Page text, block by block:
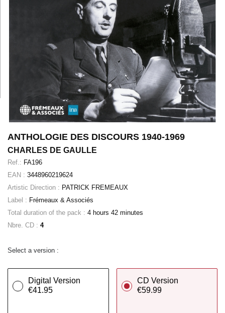
ANTHOLOGIE DES DISCOURS 1940-1969
CHARLES DE GAULLE
Ref.: FA196
EAN : 3448960219624
Artistic Direction : PATRICK FREMEAUX
Label : Frémeaux & Associés
Total duration of the pack : 4 hours 42 minutes
Nbre. CD : 4
Select a version :
Digital Version
€41.95
CD Version
€59.99